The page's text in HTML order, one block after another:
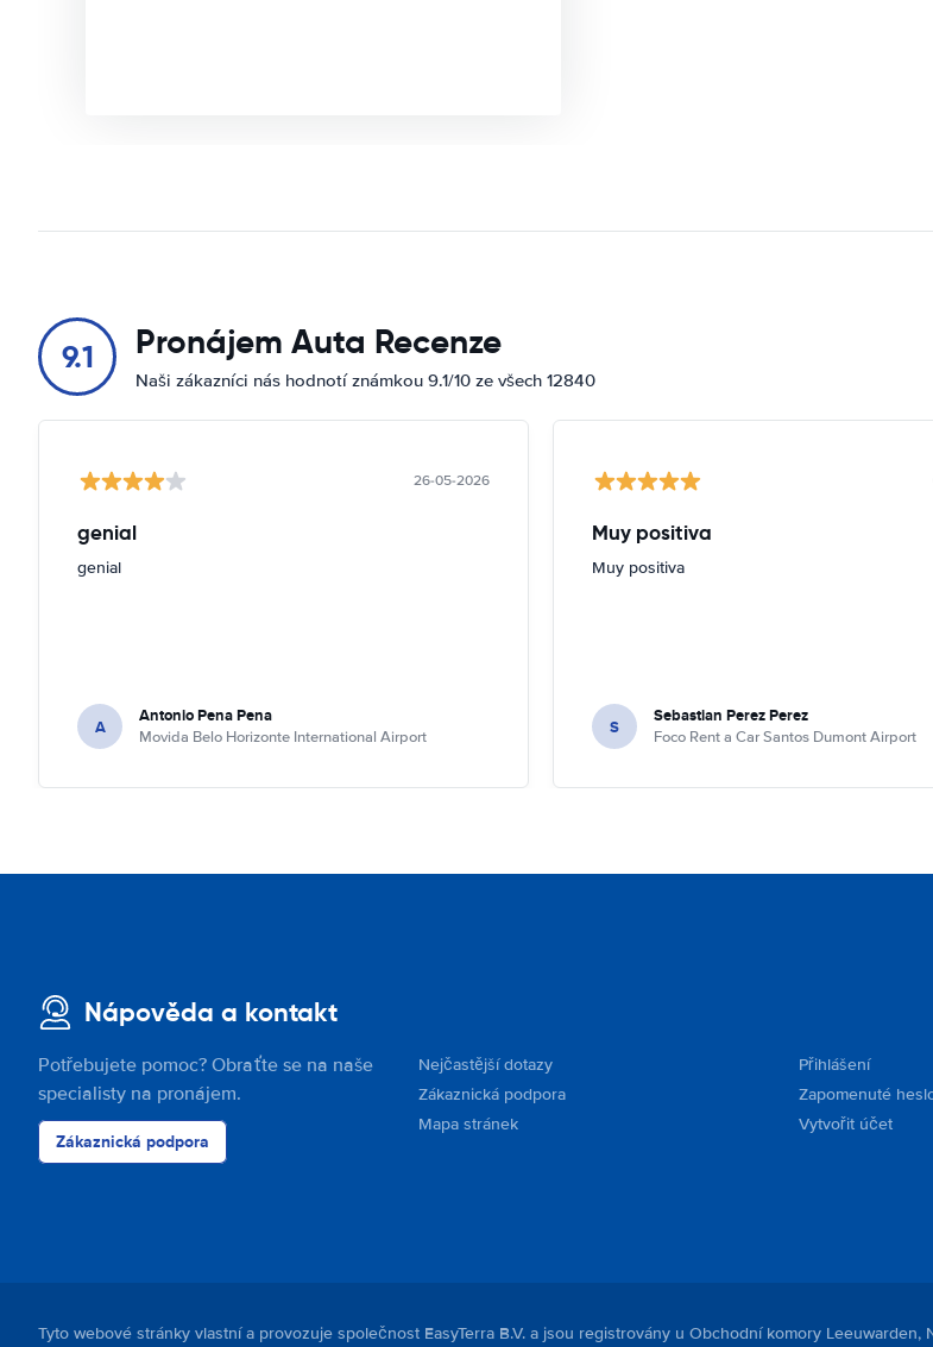
9.1 Pronájem Auta Recenze
Naši zákazníci nás hodnotí známkou 9.1/10 ze všech 12840
26-05-2026
genial
genial
A Antonio Pena Pena
Movida Belo Horizonte International Airport
Muy positiva
Muy positiva
S Sebastian Perez Perez
Foco Rent a Car Santos Dumont Airport
Nápověda a kontakt
Potřebujete pomoc? Obraťte se na naše
specialisty na pronájem.
Zákaznická podpora
Nejčastější dotazy
Zákaznická podpora
Mapa stránek
Přihlášení
Zapomenuté
Vytvořit účet
Tyto webové stránky vlastní a provozuje společnost EasyTerra B.V. a jsou registrovány u Obchodní komory Leeuwarden,